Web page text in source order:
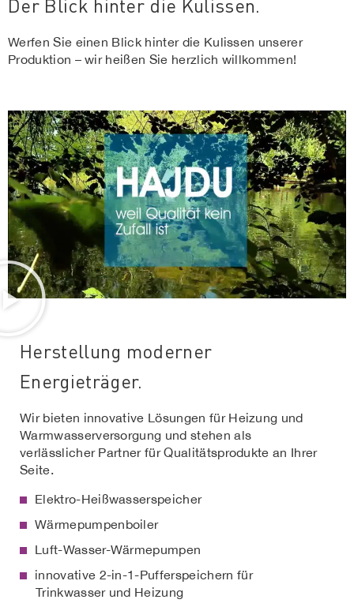
Der Blick hinter die Kulissen.
Werfen Sie einen Blick hinter die Kulissen unserer
Produktion – wir heißen Sie herzlich willkommen!
Herstellung moderner
Energieträger.
Wir bieten innovative Lösungen für Heizung und
Warmwasserversorgung und stehen als
verlässlicher Partner für Qualitätsprodukte an Ihrer
Seite.
Elektro-Heißwasserspeicher
Wärmepumpenboiler
Luft-Wasser-Wärmepumpen
innovative 2-in-1-Pufferspeichern für
Trinkwasser und Heizung